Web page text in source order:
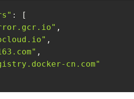
: [
,
,
,
cn.com"